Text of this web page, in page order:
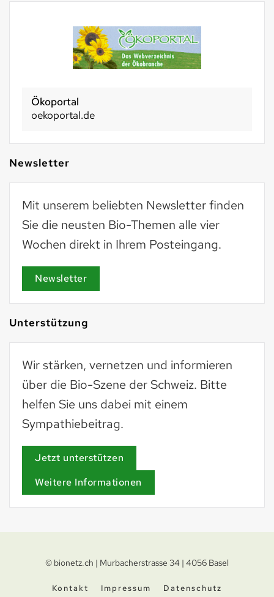
Ökoportal
oekoportal.de
Newsletter
Mit unserem beliebten Newsletter finden
Sie die neusten Bio-Themen alle vier
Wochen direkt in Ihrem Posteingang.
Newsletter
Unterstützung
Wir stärken, vernetzen und informieren
über die Bio-Szene der Schweiz. Bitte
helfen Sie uns dabei mit einem
Sympathiebeitrag.
Jetzt unterstützen
Weitere Informationen
© bionetz.ch | Murbacherstrasse 34 | 4056 Basel
Kontakt Impressum Datenschutz